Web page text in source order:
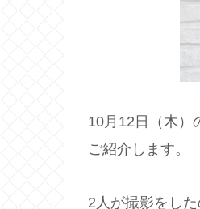
10月12日（木）
ご紹介します。
2人が撮影をし